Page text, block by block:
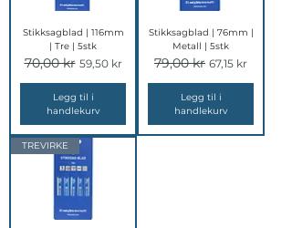
Stikksagblad | 116mm
| Tre | 5stk
Vanlig pris
70,00 kr Salgspris
59,50 kr
Legg til i
handlekurv
Stikksagblad | 76mm |
Metall | 5stk
Vanlig pris
79,00 kr Salgspris
67,15 kr
Legg til i
handlekurv
TREVIRKE